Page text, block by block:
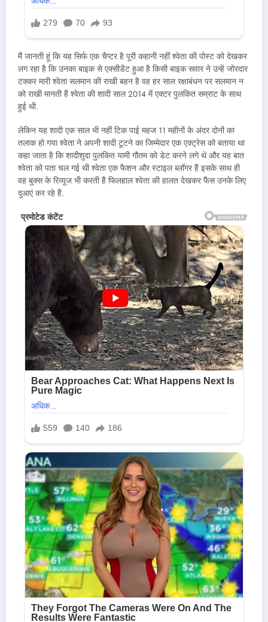
मैं जानती हूं कि यह सिर्फ एक चैप्टर है पूरी कहानी नहीं श्वेता की पोस्ट को देखकर
लग रहा है कि उनका बाइक से एक्सीडेंट हुआ है किसी बाइक सवार ने उन्हें जोरदार
टक्कर मारी श्वेता सलमान की राखी बहन है वह हर साल रक्षाबंधन पर सलमान न
को राखी मानती हैं श्वेता की शादी साल 2014 में एक्टर पुलकित सम्राट के साथ
हुई थी.
लेकिन यह शादी एक साल भी नहीं टिक पाई महज 11 महीनों के अंदर दोनों का
तलाक हो गया श्वेता ने अपनी शादी टूटने का जिम्मेदार एक एक्ट्रेस को बताया था
कहा जाता है कि शादीशुदा पुलकित यामी गौतम को डेट करने लगे थे और यह बात
श्वेता को पता चल गई थी श्वेता एक फैशन और स्टाइल ब्लॉगर हैं इसके साथ ही
वह बुक्स के रिव्यूज भी करती हैं फिलहाल श्वेता की हालत देखकर फैंस उनके लिए
दुआएं कर रहे हैं.